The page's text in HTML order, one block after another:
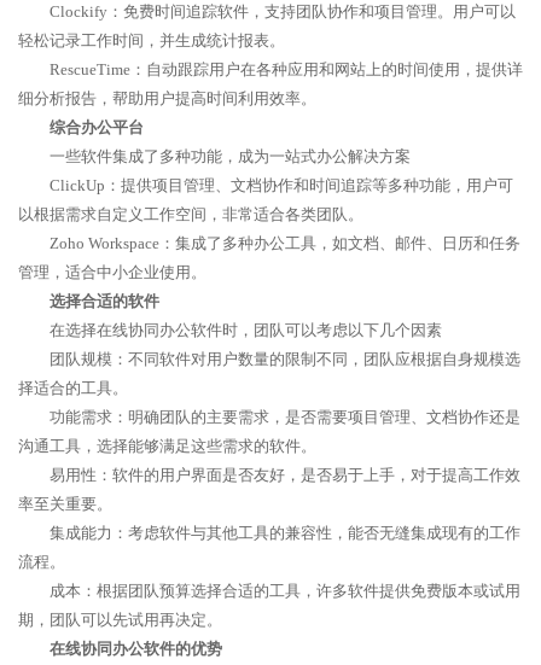
Clockify：免费时间追踪软件，支持团队协作和项目管理。用户可以
轻松记录工作时间，并生成统计报表。
RescueTime：自动跟踪用户在各种应用和网站上的时间使用，提供详
细分析报告，帮助用户提高时间利用效率。
综合办公平台
一些软件集成了多种功能，成为一站式办公解决方案
ClickUp：提供项目管理、文档协作和时间追踪等多种功能，用户可
以根据需求自定义工作空间，非常适合各类团队。
Zoho Workspace：集成了多种办公工具，如文档、邮件、日历和任务
管理，适合中小企业使用。
选择合适的软件
在选择在线协同办公软件时，团队可以考虑以下几个因素
团队规模：不同软件对用户数量的限制不同，团队应根据自身规模选
择适合的工具。
功能需求：明确团队的主要需求，是否需要项目管理、文档协作还是
沟通工具，选择能够满足这些需求的软件。
易用性：软件的用户界面是否友好，是否易于上手，对于提高工作效
率至关重要。
集成能力：考虑软件与其他工具的兼容性，能否无缝集成现有的工作
流程。
成本：根据团队预算选择合适的工具，许多软件提供免费版本或试用
期，团队可以先试用再决定。
在线协同办公软件的优势